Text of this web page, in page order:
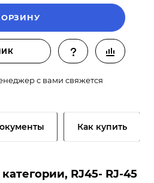
с вами свяжется
Как купить
RJ45- RJ-45